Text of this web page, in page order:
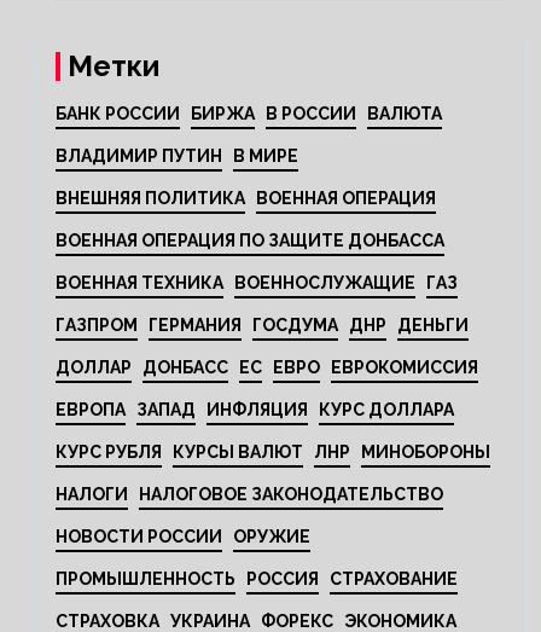
Метки
БАНК РОССИИ БИРЖА В РОССИИ ВАЛЮТА
ВЛАДИМИР ПУТИН В МИРЕ
ВНЕШНЯЯ ПОЛИТИКА ВОЕННАЯ ОПЕРАЦИЯ
ВОЕННАЯ ОПЕРАЦИЯ ПО ЗАЩИТЕ ДОНБАССА
ВОЕННАЯ ТЕХНИКА ВОЕННОСЛУЖАЩИЕ ГАЗ
ГАЗПРОМ ГЕРМАНИЯ ГОСДУМА ДНР ДЕНЬГИ
ДОЛЛАР ДОНБАСС ЕС ЕВРО ЕВРОКОМИССИЯ
ЕВРОПА ЗАПАД ИНФЛЯЦИЯ КУРС ДОЛЛАРА
КУРС РУБЛЯ КУРСЫ ВАЛЮТ ЛНР МИНОБОРОНЫ
НАЛОГИ НАЛОГОВОЕ ЗАКОНОДАТЕЛЬСТВО
НОВОСТИ РОССИИ ОРУЖИЕ
ПРОМЫШЛЕННОСТЬ РОССИЯ СТРАХОВАНИЕ
СТРАХОВКА УКРАИНА ФОРЕКС ЭКОНОМИКА